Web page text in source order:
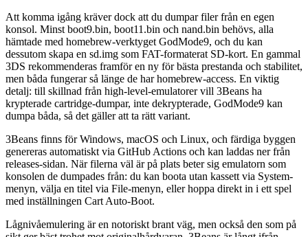
Att komma igång kräver dock att du dumpar filer från en egen
konsol. Minst boot9.bin, boot11.bin och nand.bin behövs, alla
hämtade med homebrew-verktyget GodMode9, och du kan
dessutom skapa en sd.img som FAT-formaterat SD-kort. En gammal
3DS rekommenderas framför en ny för bästa prestanda och stabilitet,
men båda fungerar så länge de har homebrew-access. En viktig
detalj: till skillnad från high-level-emulatorer vill 3Beans ha
krypterade cartridge-dumpar, inte dekrypterade, GodMode9 kan
dumpa båda, så det gäller att ta rätt variant.
3Beans finns för Windows, macOS och Linux, och färdiga byggen
genereras automatiskt via GitHub Actions och kan laddas ner från
releases-sidan. När filerna väl är på plats beter sig emulatorn som
konsolen de dumpades från: du kan boota utan kassett via System-
menyn, välja en titel via File-menyn, eller hoppa direkt in i ett spel
med inställningen Cart Auto-Boot.
Lågnivåemulering är en notoriskt brant väg, men också den som på